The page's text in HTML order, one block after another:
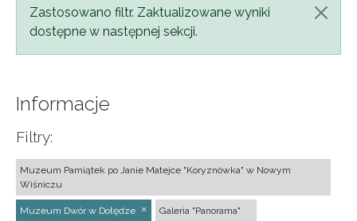
Komunikat
Zastosowano filtr. Zaktualizowane wyniki
dostępne w następnej sekcji.
Informacje
Filtry:
Muzeum Pamiątek po Janie Matejce "Koryznówka" w Nowym
Wiśniczu
Muzeum Dwór w Dołędze Galeria "Panorama"